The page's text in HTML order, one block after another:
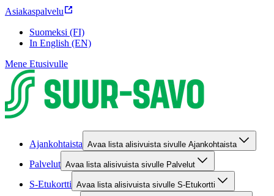
Asiakaspalvelu
Suomeksi (FI)
In English (EN)
Mene Etusivulle
Ajankohtaista Avaa lista alisivuista sivulle Ajankohtaista
Palvelut Avaa lista alisivuista sivulle Palvelut
S-Etukortti Avaa lista alisivuista sivulle S-Etukortti